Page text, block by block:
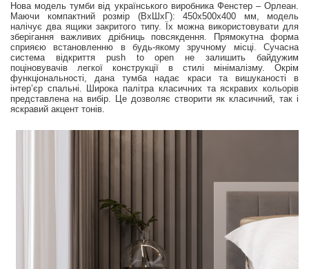
Нова модель тумби від українського виробника Фенстер – Орлеан.
Маючи компактний розмір (ВхШхГ): 450х500х400 мм, модель
налічує два ящики закритого типу. Їх можна використовувати для
зберігання важливих дрібниць повсякдення. Прямокутна форма
сприяєю встановленню в будь-якому зручному місці. Сучасна
система відкриття push to open не залишить байдужим
поціновувачів легкої конструкції в стилі мінімалізму. Окрім
функціональності, дана тумба надає краси та вишуканості в
інтер’єр спальні. Широка палітра класичних та яскравих кольорів
представлена на вибір. Це дозволяє створити як класичний, так і
яскравий акцент тонів.